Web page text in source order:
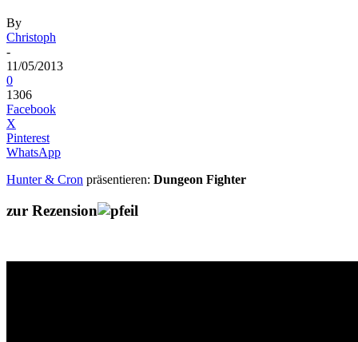
By
Christoph
-
11/05/2013
0
1306
Facebook
X
Pinterest
WhatsApp
Hunter & Cron präsentieren: Dungeon Fighter
zur Rezension